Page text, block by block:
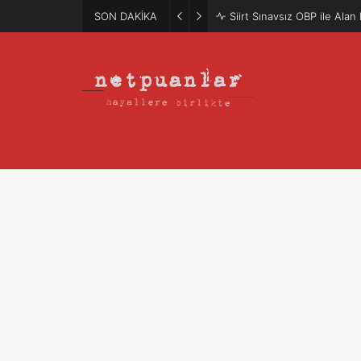
SON DAKİKA Mütercim Atama Puanları